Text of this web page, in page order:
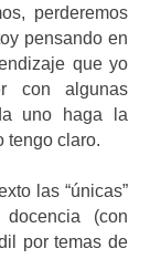
perderemos
pensando en
que yo
con algunas
uno haga la
tengo claro.
las “únicas”
(con
por temas de